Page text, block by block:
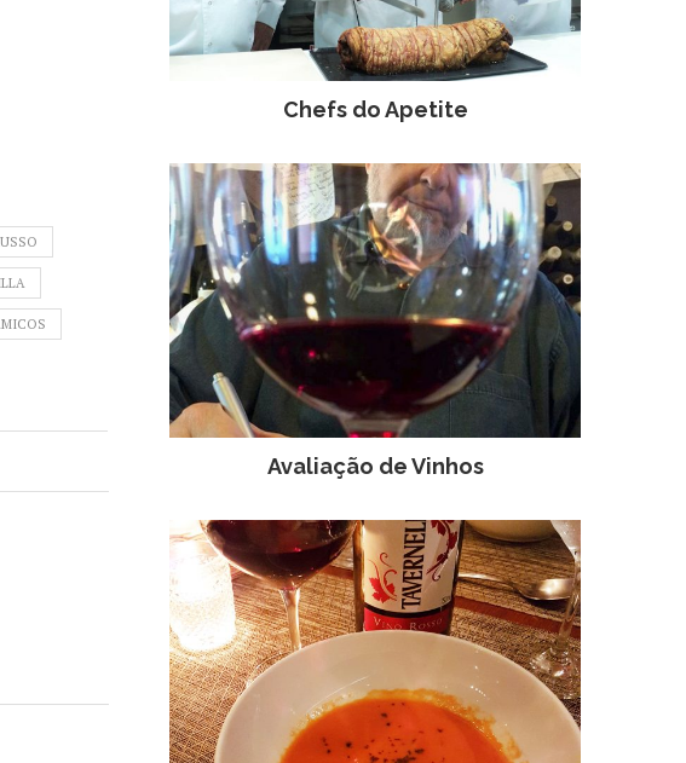
Chefs do Apetite
Avaliação de Vinhos